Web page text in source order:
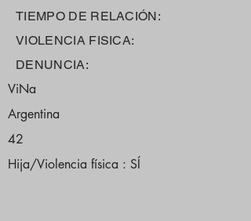
TIEMPO DE RELACIÓN:
VIOLENCIA FISICA:
DENUNCIA:
ViNa
Argentina
42
Hija/Violencia física : SÍ